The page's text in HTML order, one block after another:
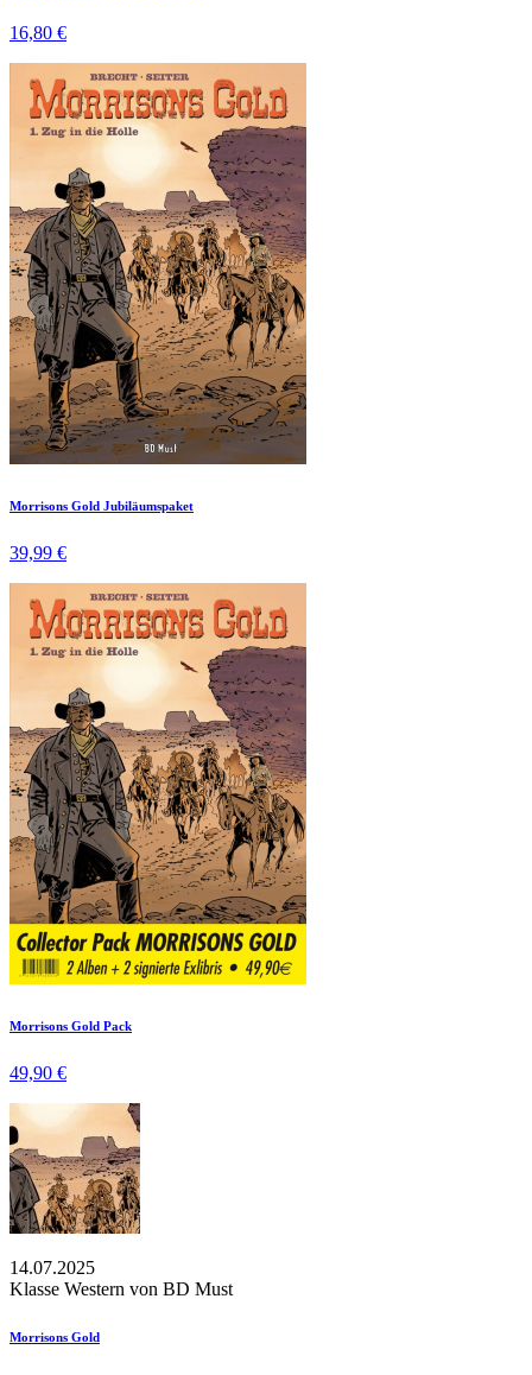
16,80 €
Morrisons Gold Jubiläumspaket
39,99 €
Morrisons Gold Pack
49,90 €
14.07.2025
Klasse Western von BD Must
Morrisons Gold